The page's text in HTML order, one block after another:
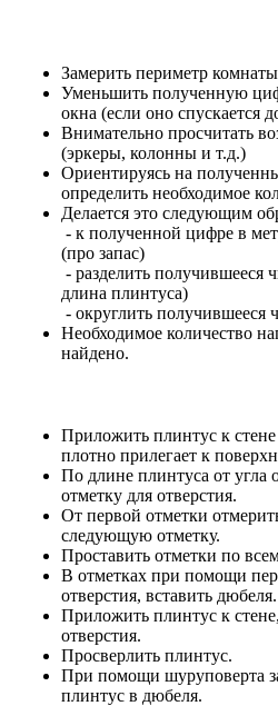
Замерить периметр
Уменьшить полученную
окна (если оно спускается
Внимательно просчитать
(эркеры, колонны и т.д.)
Ориентируясь на
определить необходимое
Делается это следующим
- к полученной цифре в
(про запас)
- разделить получившееся
длина плинтуса)
- округлить получившееся
Необходимое количество
найдено.
Приложить плинтус к стене
плотно прилегает к
По длине плинтуса от угла
отметку для отверстия.
От первой отметки
следующую отметку.
Проставить отметки по
В отметках при помощи
отверстия, вставить дюбеля.
Приложить плинтус к
отверстия.
Просверлить плинтус.
При помощи шуруповерта
плинтус в дюбеля.